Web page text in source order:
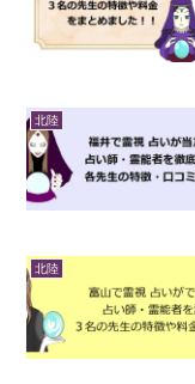
北陸
北陸